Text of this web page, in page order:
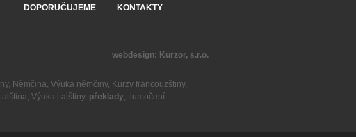
DOPORUČUJEME KONTAKTY
webdesign: Kurzor, s.r.o.
, Němčina, Výuka němčiny, Kurzy francouzštiny,
Italština, Výuka italštiny, překlady, tlumočení